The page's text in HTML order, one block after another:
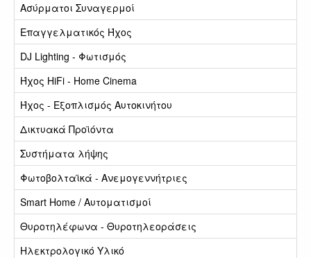
Ασύρματοι Συναγερμοί
Επαγγελματικός Ήχος
DJ Lighting - Φωτισμός
Ήχος HiFi - Home Cinema
Ήχος - Εξοπλισμός Αυτοκινήτου
Δικτυακά Προϊόντα
Συστήματα λήψης
Φωτοβολταϊκά - Ανεμογεννήτριες
Smart Home / Αυτοματισμοί
Θυροτηλέφωνα - Θυροτηλεοράσεις
Ηλεκτρολογικό Υλικό